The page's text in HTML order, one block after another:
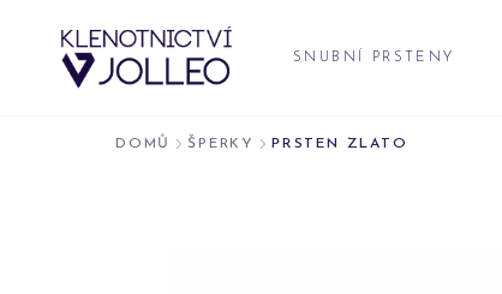
SNUBNÍ PRSTENY
DOMŮ ŠPERKY PRSTEN ZLATO